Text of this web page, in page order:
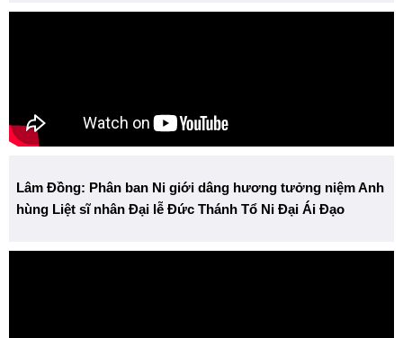
Lâm Đồng: Phân ban Ni giới dâng hương tưởng niệm Anh
hùng Liệt sĩ nhân Đại lễ Đức Thánh Tổ Ni Đại Ái Đạo